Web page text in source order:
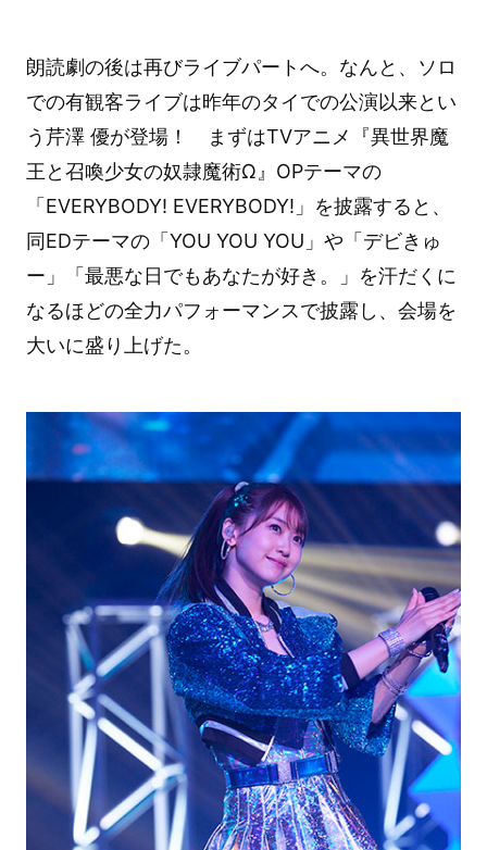
朗読劇の後は再びライブパートへ。なんと、ソロ
での有観客ライブは昨年のタイでの公演以来とい
う芹澤 優が登場！ まずはTVアニメ『異世界魔
王と召喚少女の奴隷魔術Ω』OPテーマの
「EVERYBODY! EVERYBODY!」を披露すると、
同EDテーマの「YOU YOU YOU」や「デビきゅ
ー」「最悪な日でもあなたが好き。」を汗だくに
なるほどの全力パフォーマンスで披露し、会場を
大いに盛り上げた。